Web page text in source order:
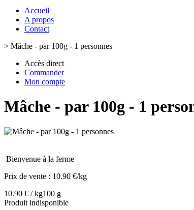
Accueil
A propos
Contact
> Mâche - par 100g - 1 personnes
Accès direct
Commander
Mon compte
Mâche - par 100g - 1
Bienvenue à la ferme
Prix de vente : 10.90 €/kg
10.90 € / kg100 g
Produit indisponible